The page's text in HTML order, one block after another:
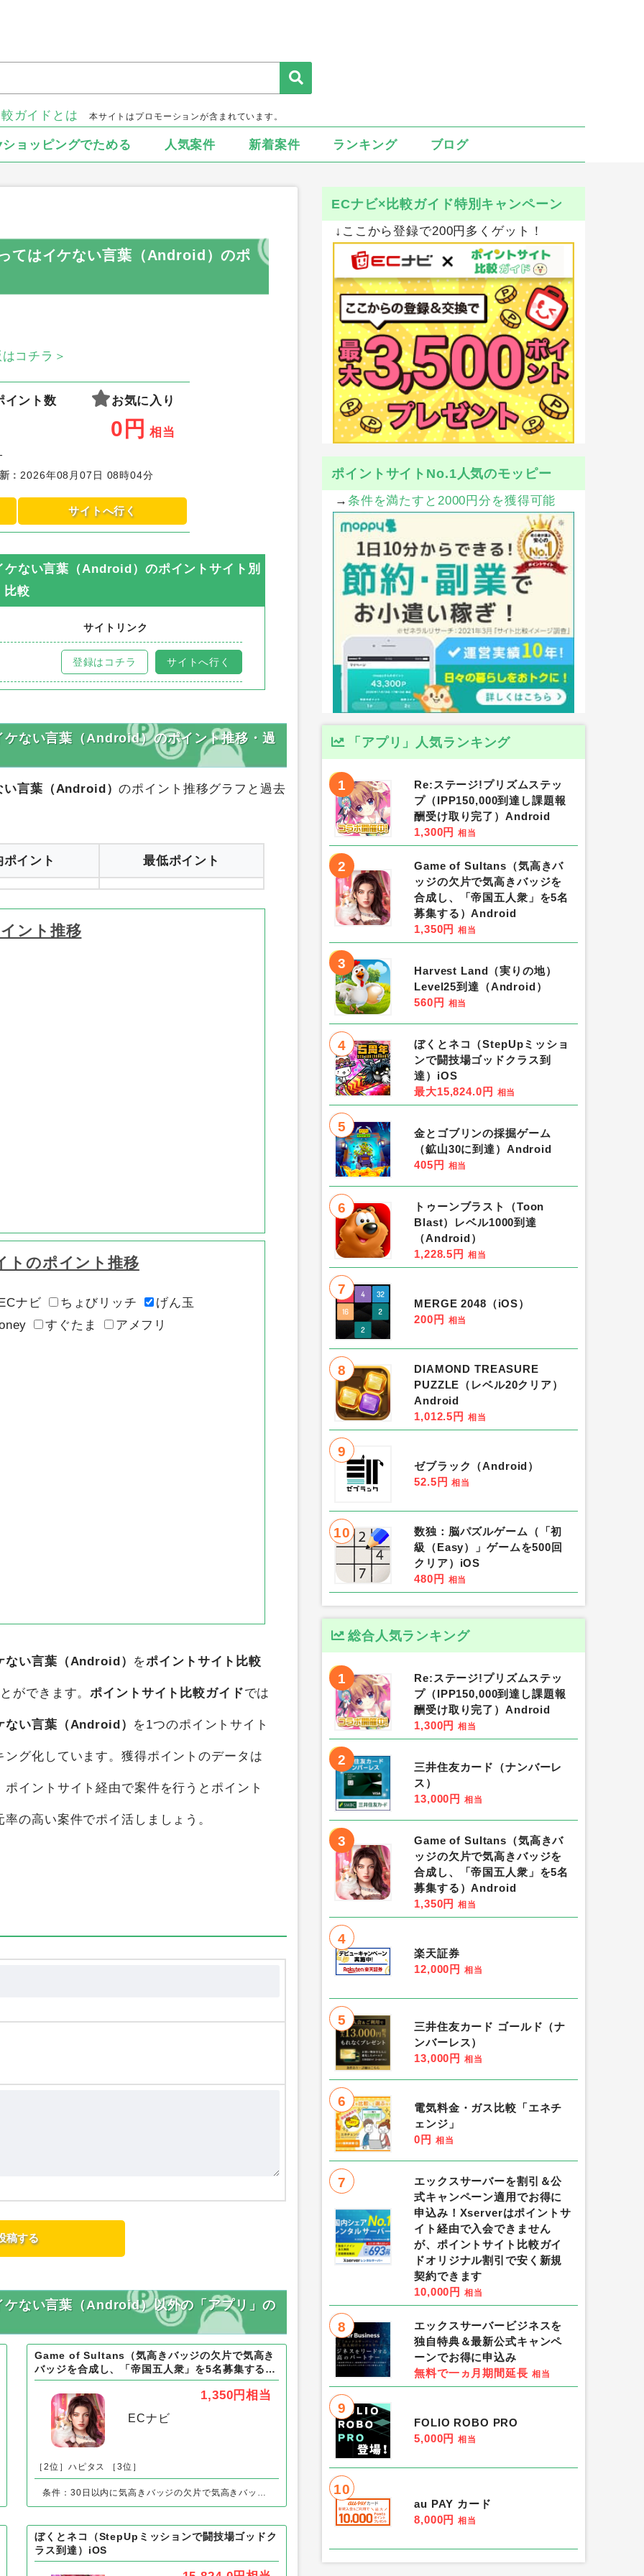
ガイドとは 本サイトはプロモーションが含まれています。
ショッピングでためる 人気案件 新着案件 ランキング ブログ
てはイケない言葉（Android）のポ
コチラ＞
イント数 お気に入り
0 円 相当
： 2026年08月07日 08時04分
サイトへ行く
ない言葉（Android） のポイントサイト別
比較
サイトリンク
登録はコチラ サイトへ行く
言葉（Android）
のポイント推移グラフと過去
ポイント
トのポイント推移
ない言葉（Android） を ポイントサイト比較
ができます。ポイントサイト比較ガイドでは
ない言葉（Android） を1つのポイントサイト
グ化しています。獲得ポイントのデータは
ない言葉（Android）以外の「アプリ」の
Game of Sultans（気高きバッジの欠片で気高き
バッジを合成し、「帝国五人衆」を5名募集する）
ECナビ
［2位］ハピタス ［3位］
条件：30日以内に気高きバッジの欠片で気高きバッジを合成し、「帝国五人衆」を5名募集する
ECナビ×比較ガイド特別キャンペーン
↓ここから登録で200円多くゲット！
ポイントサイトNo.1人気のモッピー
→ 条件を満たすと2000円分を獲得可能
「アプリ」人気ランキング
1
Re:ステージ!プリズムステッ
プ（IPP150,000到達し課題報
酬受け取り完了）Android
1,300円 相当
2
Game of Sultans（気高きバ
ッジの欠片で気高きバッジを
合成し、「帝国五人衆」を5名
募集する）Android
1,350円 相当
3
Harvest Land（実りの地）
Level25到達（Android）
560円 相当
4
ぼくとネコ（StepUpミッショ
ンで闘技場ゴッドクラス到
達）iOS
最大15,824.0円 相当
5
金とゴブリンの採掘ゲーム
（鉱山30に到達）Android
405円 相当
6
トゥーンブラスト（Toon
Blast）レベル1000到達
（Android）
1,228.5円 相当
7
MERGE 2048（iOS）
200円 相当
8
DIAMOND TREASURE
PUZZLE（レベル20クリア）
Android
1,012.5円 相当
9
ゼブラック（Android）
52.5円 相当
10
数独：脳パズルゲーム（「初
級（Easy）」ゲームを500回
クリア）iOS
480円 相当
総合人気ランキング
1
Re:ステージ!プリズムステッ
プ（IPP150,000到達し課題報
酬受け取り完了）Android
1,300円 相当
2
三井住友カード（ナンバーレ
ス）
13,000円 相当
3
Game of Sultans（気高きバ
ッジの欠片で気高きバッジを
合成し、「帝国五人衆」を5名
募集する）Android
1,350円 相当
4
楽天証券
12,000円 相当
5
三井住友カード ゴールド（ナ
ンバーレス）
13,000円 相当
6
電気料金・ガス比較「エネチ
ェンジ」
0円 相当
7
エックスサーバーを割引＆公
式キャンペーン適用でお得に
申込み！Xserverはポイントサ
イト経由で入会できません
が、ポイントサイト比較ガイ
ドオリジナル割引で安く新規
契約できます
10,000円 相当
8
エックスサーバービジネスを
独自特典＆最新公式キャンペ
ーンでお得に申込み
無料で一ヵ月期間延長 相当
9
FOLIO ROBO PRO
5,000円 相当
10
au PAY カード
8,000円 相当